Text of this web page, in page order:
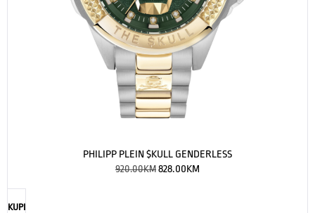
PHILIPP PLEIN $KULL GENDERLESS
920.00KM828.00KM
KUPI